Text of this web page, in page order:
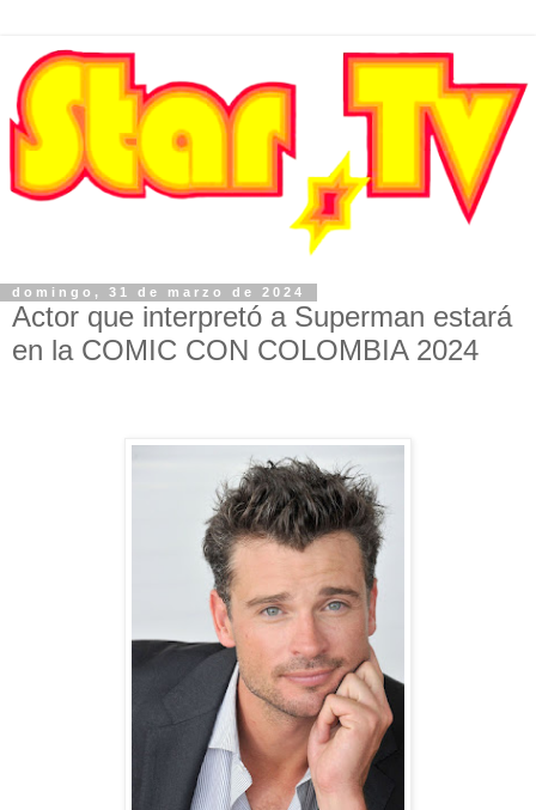
domingo, 31 de marzo de 2024
Actor que interpretó a Superman estará
en la COMIC CON COLOMBIA 2024